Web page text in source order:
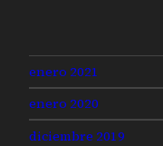
enero 2021
enero 2020
diciembre 2019